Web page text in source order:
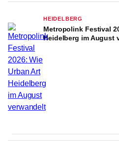
HEIDELBERG
Metropolink Festival
Heidelberg im August